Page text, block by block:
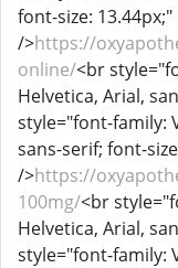
font-size: 13.44px;"
/>https://
online/<br
Helvetica, Arial,
style="font-family:
sans-serif; font-
/>https://
100mg/<br
Helvetica, Arial,
style="font-family: